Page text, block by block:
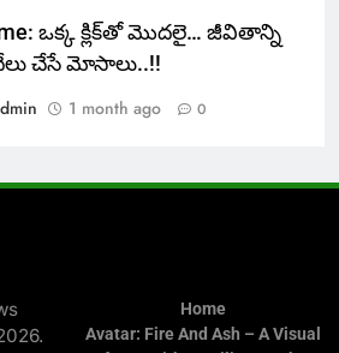
ఒక్క క్లిక్‌తో మొదలై… జీవితాన్ని
చేసే మోసాలు..!!
1 month ago 0
Home
Avatar: Fire And Ash – A Visual